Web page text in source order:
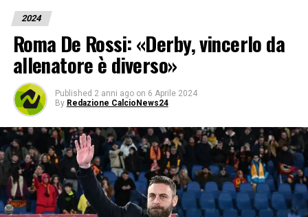
2024
Roma De Rossi: «Derby, vincerlo da
allenatore è diverso»
Published 2 anni ago on 6 Aprile 2024
By Redazione CalcioNews24